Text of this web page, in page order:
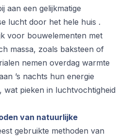
aan een gelijkmatige
lucht door het hele huis .
voor bouwelementen met
massa, zoals baksteen of
nemen overdag warmte
’s nachts hun energie
wat pieken in luchtvochtigheid
van natuurlijke
gebruikte methoden van